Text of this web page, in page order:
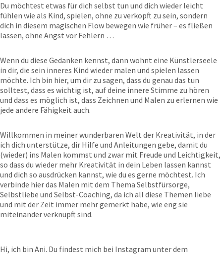
Du möchtest etwas für dich selbst tun und dich wieder leicht
fühlen wie als Kind, spielen, ohne zu verkopft zu sein, sondern
dich in diesem magischen Flow bewegen wie früher – es fließen
lassen, ohne Angst vor Fehlern …
Wenn du diese Gedanken kennst, dann wohnt eine Künstlerseele
in dir, die sein inneres Kind wieder malen und spielen lassen
möchte. Ich bin hier, um dir zu sagen, dass du genau das tun
solltest, dass es wichtig ist, auf deine innere Stimme zu hören
und dass es möglich ist, dass Zeichnen und Malen zu erlernen wie
jede andere Fähigkeit auch.
Willkommen in meiner wunderbaren Welt der Kreativität, in der
ich dich unterstütze, dir Hilfe und Anleitungen gebe, damit du
(wieder) ins Malen kommst und zwar mit Freude und Leichtigkeit,
so dass du wieder mehr Kreativität in dein Leben lassen kannst
und dich so ausdrücken kannst, wie du es gerne möchtest. Ich
verbinde hier das Malen mit dem Thema Selbstfürsorge,
Selbstliebe und Selbst-Coaching, da ich all diese Themen liebe
und mit der Zeit immer mehr gemerkt habe, wie eng sie
miteinander verknüpft sind.
Hi, ich bin Ani. Du findest mich bei Instagram unter dem